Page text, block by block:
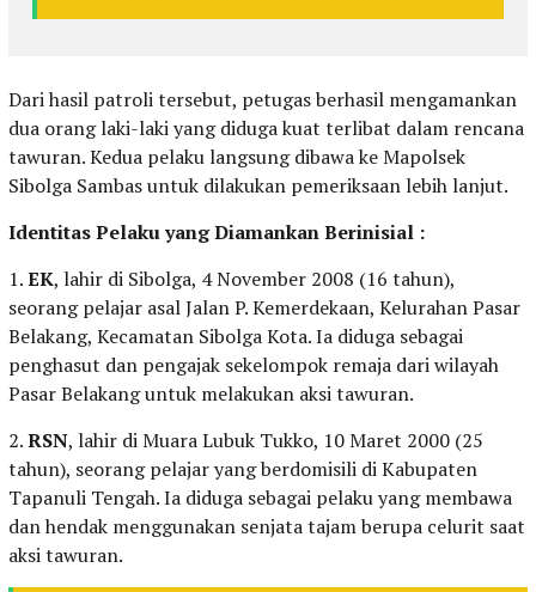
Dari hasil patroli tersebut, petugas berhasil mengamankan
dua orang laki-laki yang diduga kuat terlibat dalam rencana
tawuran. Kedua pelaku langsung dibawa ke Mapolsek
Sibolga Sambas untuk dilakukan pemeriksaan lebih lanjut.
Identitas Pelaku yang Diamankan Berinisial :
1.EK, lahir di Sibolga, 4 November 2008 (16 tahun),
seorang pelajar asal Jalan P. Kemerdekaan, Kelurahan Pasar
Belakang, Kecamatan Sibolga Kota. Ia diduga sebagai
penghasut dan pengajak sekelompok remaja dari wilayah
Pasar Belakang untuk melakukan aksi tawuran.
2.RSN, lahir di Muara Lubuk Tukko, 10 Maret 2000 (25
tahun), seorang pelajar yang berdomisili di Kabupaten
Tapanuli Tengah. Ia diduga sebagai pelaku yang membawa
dan hendak menggunakan senjata tajam berupa celurit saat
aksi tawuran.